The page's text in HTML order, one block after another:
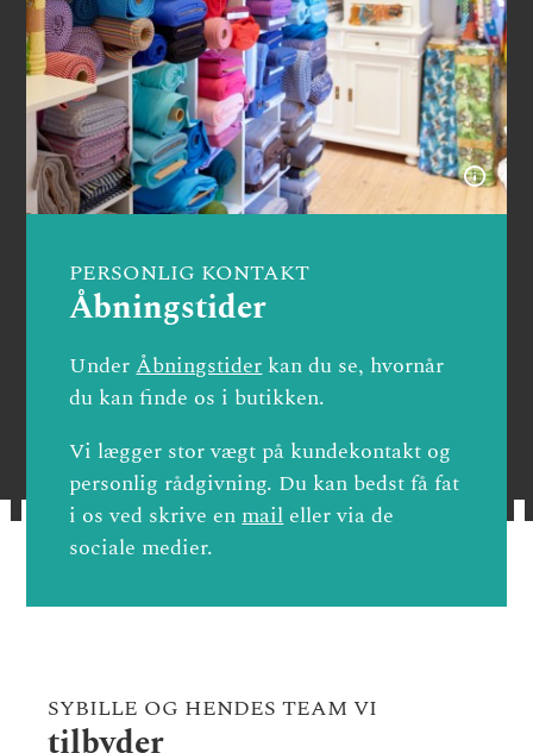
PERSONLIG KONTAKT
Åbningstider
UnderÅbningstiderkan du se, hvornår
du kan finde os i butikken.
Vi lægger stor vægt på kundekontakt og
personlig rådgivning. Du kan bedst få fat
i os ved skrive enmaileller via de
sociale medier.
SYBILLE OG HENDES TEAM VI